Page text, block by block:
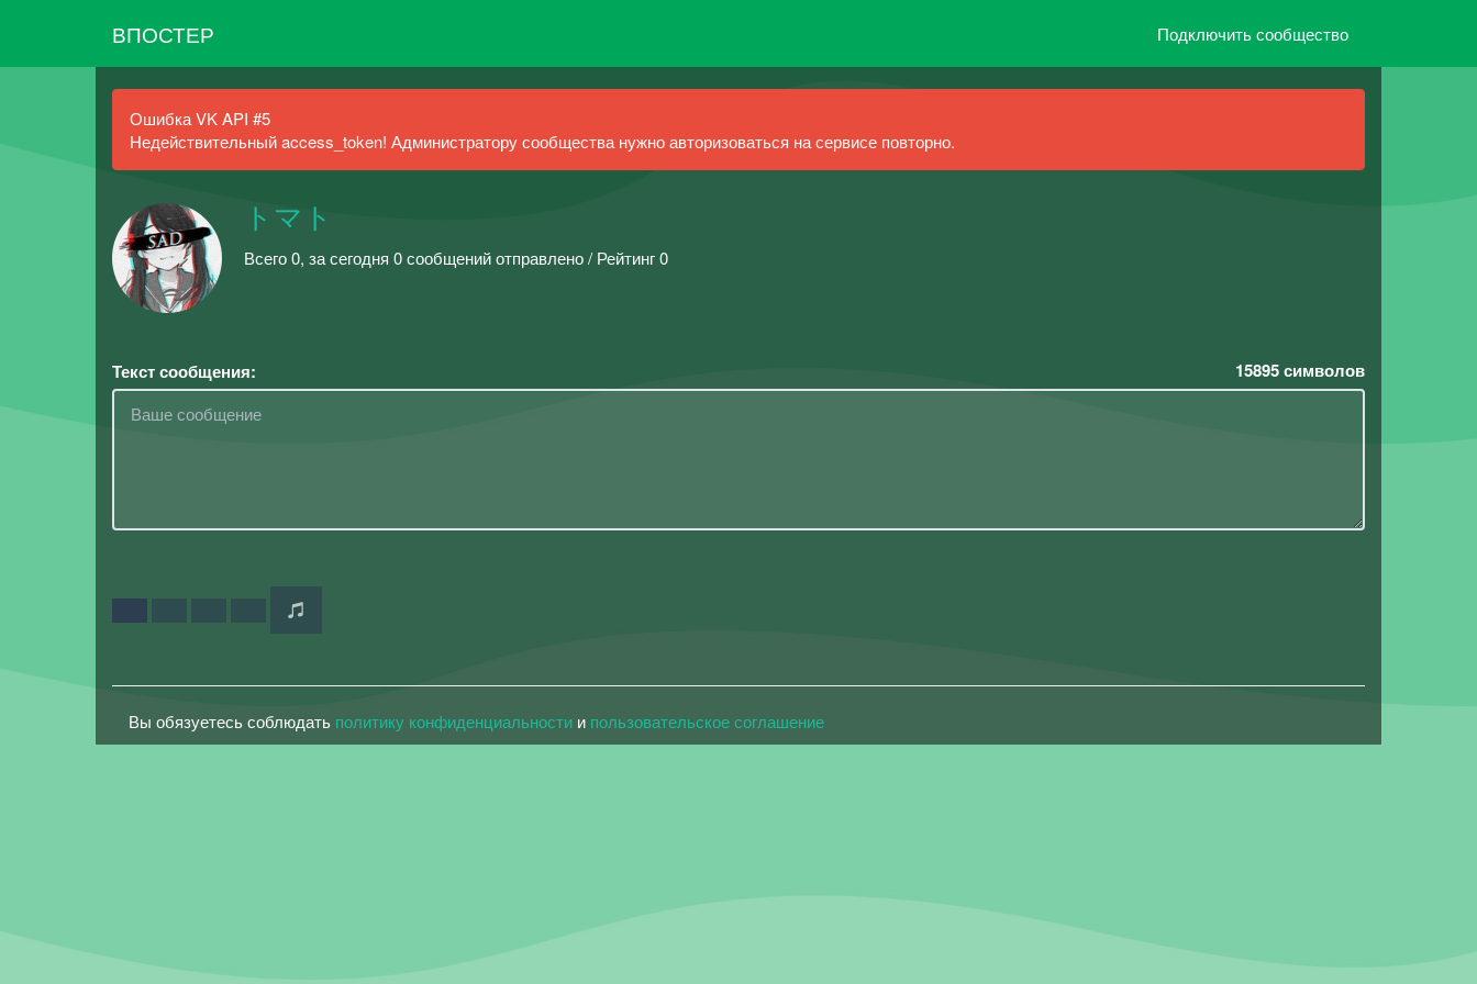
ВПОСТЕР Подключить сообщество
Ошибка VK API #5
Недействительный access_token! Администратору сообщества нужно авторизоваться на сервисе повторно.
トマト
Всего 0, за сегодня 0 сообщений отправлено / Рейтинг 0
Текст сообщения: 15895символов
Вы обязуетесь соблюдать политику конфиденциальности и пользовательское соглашение